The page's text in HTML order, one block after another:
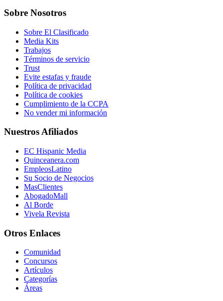
Sobre Nosotros
Sobre El Clasificado
Media Kits
Trabajos
Términos de servicio
Trust
Evite estafas y fraude
Política de privacidad
Política de cookies
Cumplimiento de la CCPA
No vender mi información
Nuestros Afiliados
EC Hispanic Media
Quinceanera.com
EmpleosLatino
Su Socio de Negocios
MasClientes
AbogadoMall
Al Borde
Vivela Revista
Otros Enlaces
Comunidad
Concursos
Artículos
Categorías
Áreas